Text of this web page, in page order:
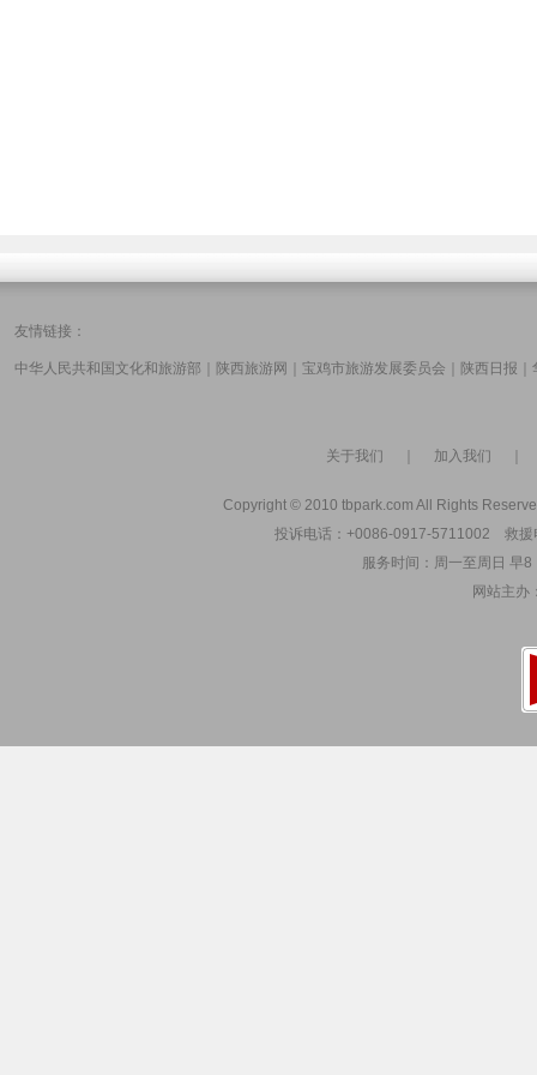
友情链接：
中华人民共和国文化和旅游部 陕西旅游网 宝鸡市旅游发展委员会 陕西日报
关于我们 加入我们
Copyright © 2010 tbpark.com All Rights
投诉电话：+0086-0917-5711002 救
服务时间：周一至周日 早
网站主办